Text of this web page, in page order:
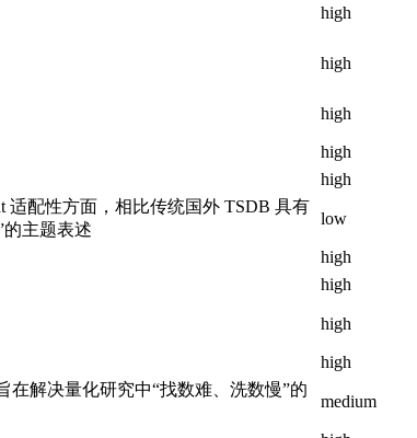
high
high
high
high
high
适配性方面，相比传统国外 TSDB 具有
的主题表述
low
high
high
high
high
在解决量化研究中“找数难、洗数慢”的
medium